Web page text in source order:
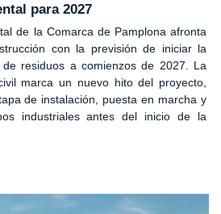
para 2027
de la Comarca de Pamplona afronta
con la previsión de iniciar la
residuos a comienzos de 2027. La
marca un nuevo hito del proyecto,
de instalación, puesta en marcha y
industriales antes del inicio de la